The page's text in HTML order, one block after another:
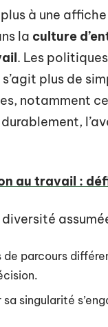
à une
la culture
. Les
plus de
notamment
durablement,
au travail :
de parcours
singularité